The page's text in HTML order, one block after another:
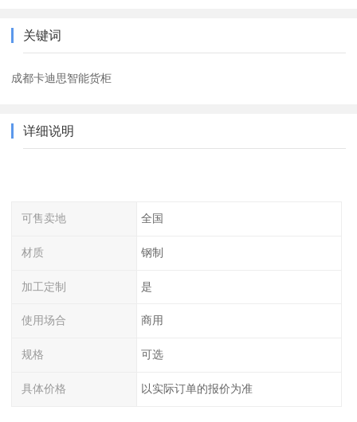
关键词
成都卡迪思智能货柜
详细说明
可售卖地 全国
材质 钢制
加工定制 是
使用场合 商用
规格 可选
具体价格 以实际订单的报价为准